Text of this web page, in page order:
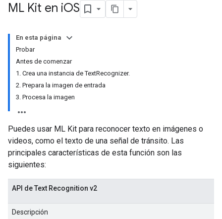
ML Kit en iOS
En esta página
Probar
Antes de comenzar
1. Crea una instancia de TextRecognizer.
2. Prepara la imagen de entrada
3. Procesa la imagen
Puedes usar ML Kit para reconocer texto en imágenes o
videos, como el texto de una señal de tránsito. Las
principales características de esta función son las
siguientes:
API de Text Recognition v2
Descripción